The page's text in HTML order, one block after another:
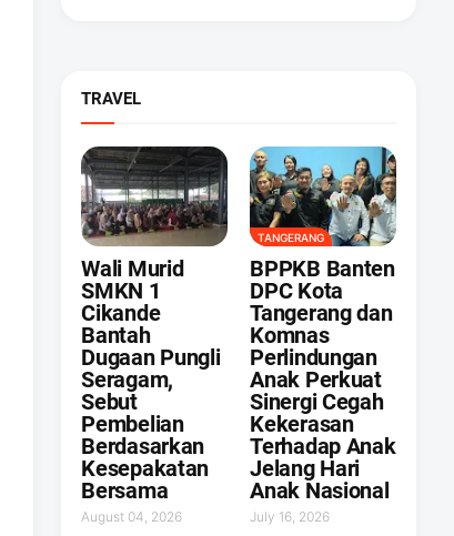
TRAVEL
Wali Murid
SMKN 1
Cikande
Bantah
Dugaan Pungli
Seragam,
Sebut
Pembelian
Berdasarkan
Kesepakatan
Bersama
August 04, 2026
TANGERANG
BPPKB Banten
DPC Kota
Tangerang dan
Komnas
Perlindungan
Anak Perkuat
Sinergi Cegah
Kekerasan
Terhadap Anak
Jelang Hari
Anak Nasional
July 16, 2026